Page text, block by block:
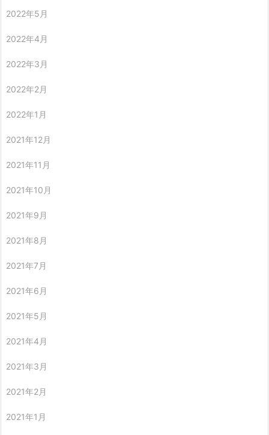
2022年5月
2022年4月
2022年3月
2022年2月
2022年1月
2021年12月
2021年11月
2021年10月
2021年9月
2021年8月
2021年7月
2021年6月
2021年5月
2021年4月
2021年3月
2021年2月
2021年1月